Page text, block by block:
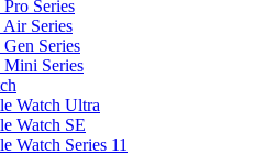
Pro Series
Air Series
Gen Series
Mini Series
Watch Ultra
Watch SE
Watch Series 11